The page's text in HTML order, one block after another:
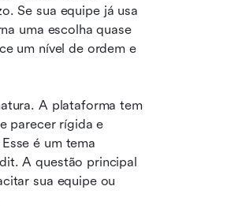
Se sua equipe já usa
uma escolha quase
um nível de ordem e
A plataforma tem
parecer rígida e
é um tema
A questão principal
sua equipe ou